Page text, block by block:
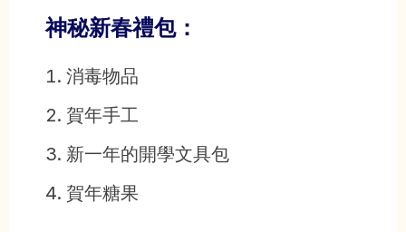
神秘新春禮包：
消毒物品
賀年手工
新一年的開學文具包
賀年糖果